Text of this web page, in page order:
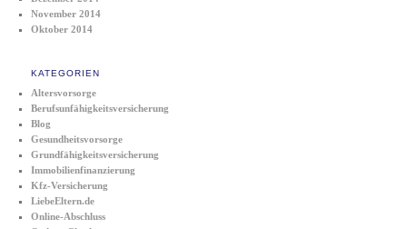
November 2014
Oktober 2014
KATEGORIEN
Altersvorsorge
Berufsunfähigkeitsversicherung
Blog
Gesundheitsvorsorge
Grundfähigkeitsversicherung
Immobilienfinanzierung
Kfz-Versicherung
LiebeEltern.de
Online-Abschluss